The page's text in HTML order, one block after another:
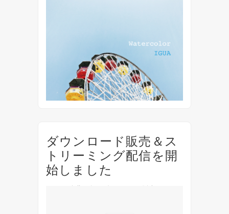
ダウンロード販売＆ス
トリーミング配信を開
始しました